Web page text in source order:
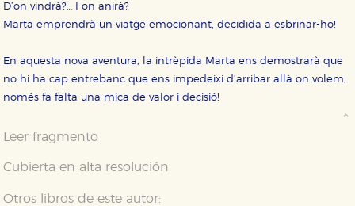
D’on vindrà?… I on anirà?
Marta emprendrà un viatge emocionant, decidida a esbrinar-ho!
En aquesta nova aventura, la intrèpida Marta ens demostrarà que
no hi ha cap entrebanc que ens impedeixi d’arribar allà on volem,
només fa falta una mica de valor i decisió!
Leer fragmento
Cubierta en alta resolución
Otros libros de este autor: